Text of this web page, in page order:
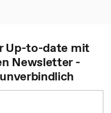
Up-to-date mit
Newsletter -